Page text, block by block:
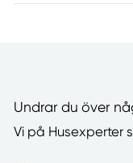
Undrar du över
Vi på Husexperter